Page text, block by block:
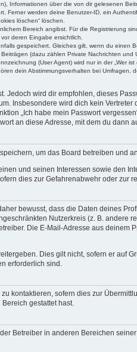
Informationen über die von dir gelesenen
werden deine Benutzer-ID, ein
löschen“ löschen.
Bereich angibst. Für die Registrierung
deren Eingabe ersichtlich.
gespeichert. Gleiches gilt, wenn du einen
(dazu zählen Private Nachrichten
(User Agent) wird nur in der „Wer
dein Abstimmungsverhalten bei
wird dir empfohlen, dieses
Insbesondere wird dich kein
„Ich habe mein Passwort
an diese Adresse, mit dem du dann
um das Board betreiben und
und seinen Interessen sowie den
dies zur Gefahrenabwehr oder zur
bewusst, dass die Daten deines
Nutzerkreis (z. B. andere
Die E-Mail-Adresse aus deinem
Dies gilt nicht, sofern er auf
erforderlich sind.
kontaktieren, sofern dies zur
gestattet hast.
Betreiber in anderen Bereichen